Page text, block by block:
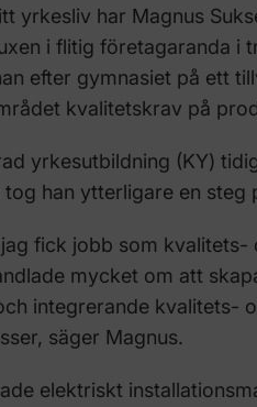
yrkesliv har Magnus
i flitig företagaranda i
efter gymnasiet på ett
kvalitetskrav på
yrkesutbildning (KY)
han ytterligare en steg
fick jobb som kvalitets-
mycket om att
integrerande kvalitets-
säger Magnus.
elektriskt